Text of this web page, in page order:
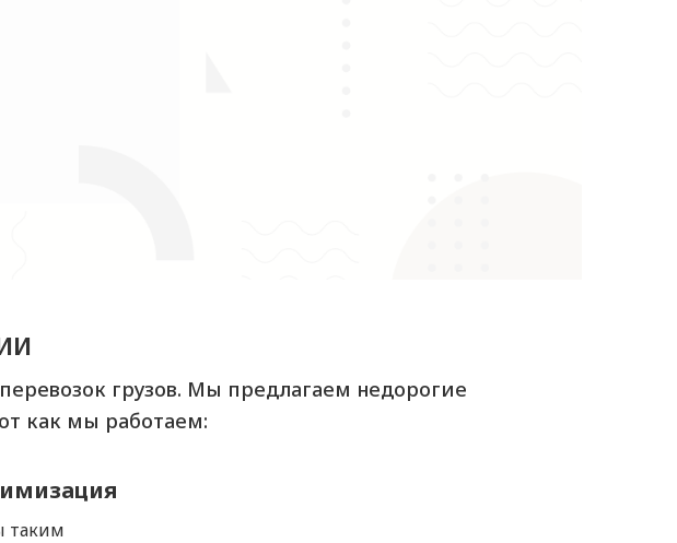
грузов. Мы предлагаем недорогие
как мы работаем:
таким